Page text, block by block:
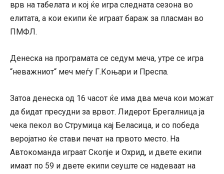
врв на табелата и кој ќе игра следната сезона во
елитата, а кои екипи ќе играат бараж за пласман во
ПМФЛ.
Денеска на програмата се седум меча, утре се игра
“неважниот“ меч меѓу Г.Коњари и Преспа.
Затоа денеска од 16 часот ќе има два меча кои можат
да бидат пресудни за врвот. Лидерот Брегалница ја
чека пекол во Струмица кај Беласица, и со победа
веројатно ќе стави печат на првото место. На
Автокоманда играат Скопје и Охрид, и двете екипи
имаат по 59 и двете екипи сеуште се надеваат на